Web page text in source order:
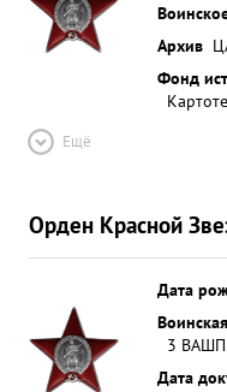
Архив
Фонд
Ещё
Орден Красной
Дата
3 ВАШП
Дата